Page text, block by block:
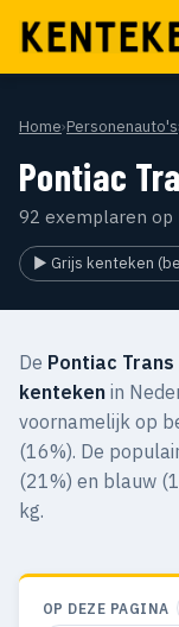
Home›Personenauto's
Pontiac
92 exemplaren
▶ Grijs kenteken
De Pontiac
kenteken in
voornamelijk op
(16%). De
(21%) en blauw
kg.
OP DEZE PAGINA